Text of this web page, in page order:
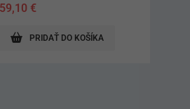
27,10€
PRIDAŤ DO KOŠÍKA